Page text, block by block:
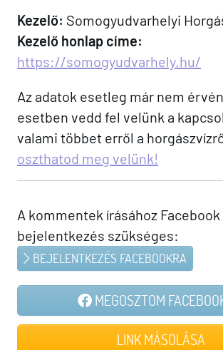
Kezelő: Somogyudvarhelyi
Kezelő honlap címe:
https://somogyudvarhely.hu/
Az adatok esetleg már nem
esetben vedd fel velünk a
valami többet erről a
oszthatod meg velünk!
A kommentek írásához Facebook
bejelentkezés szükséges:
BEJELENTKEZÉS FACEBOOKRA
MEGOSZTOM
LINK MÁSOLÁSA